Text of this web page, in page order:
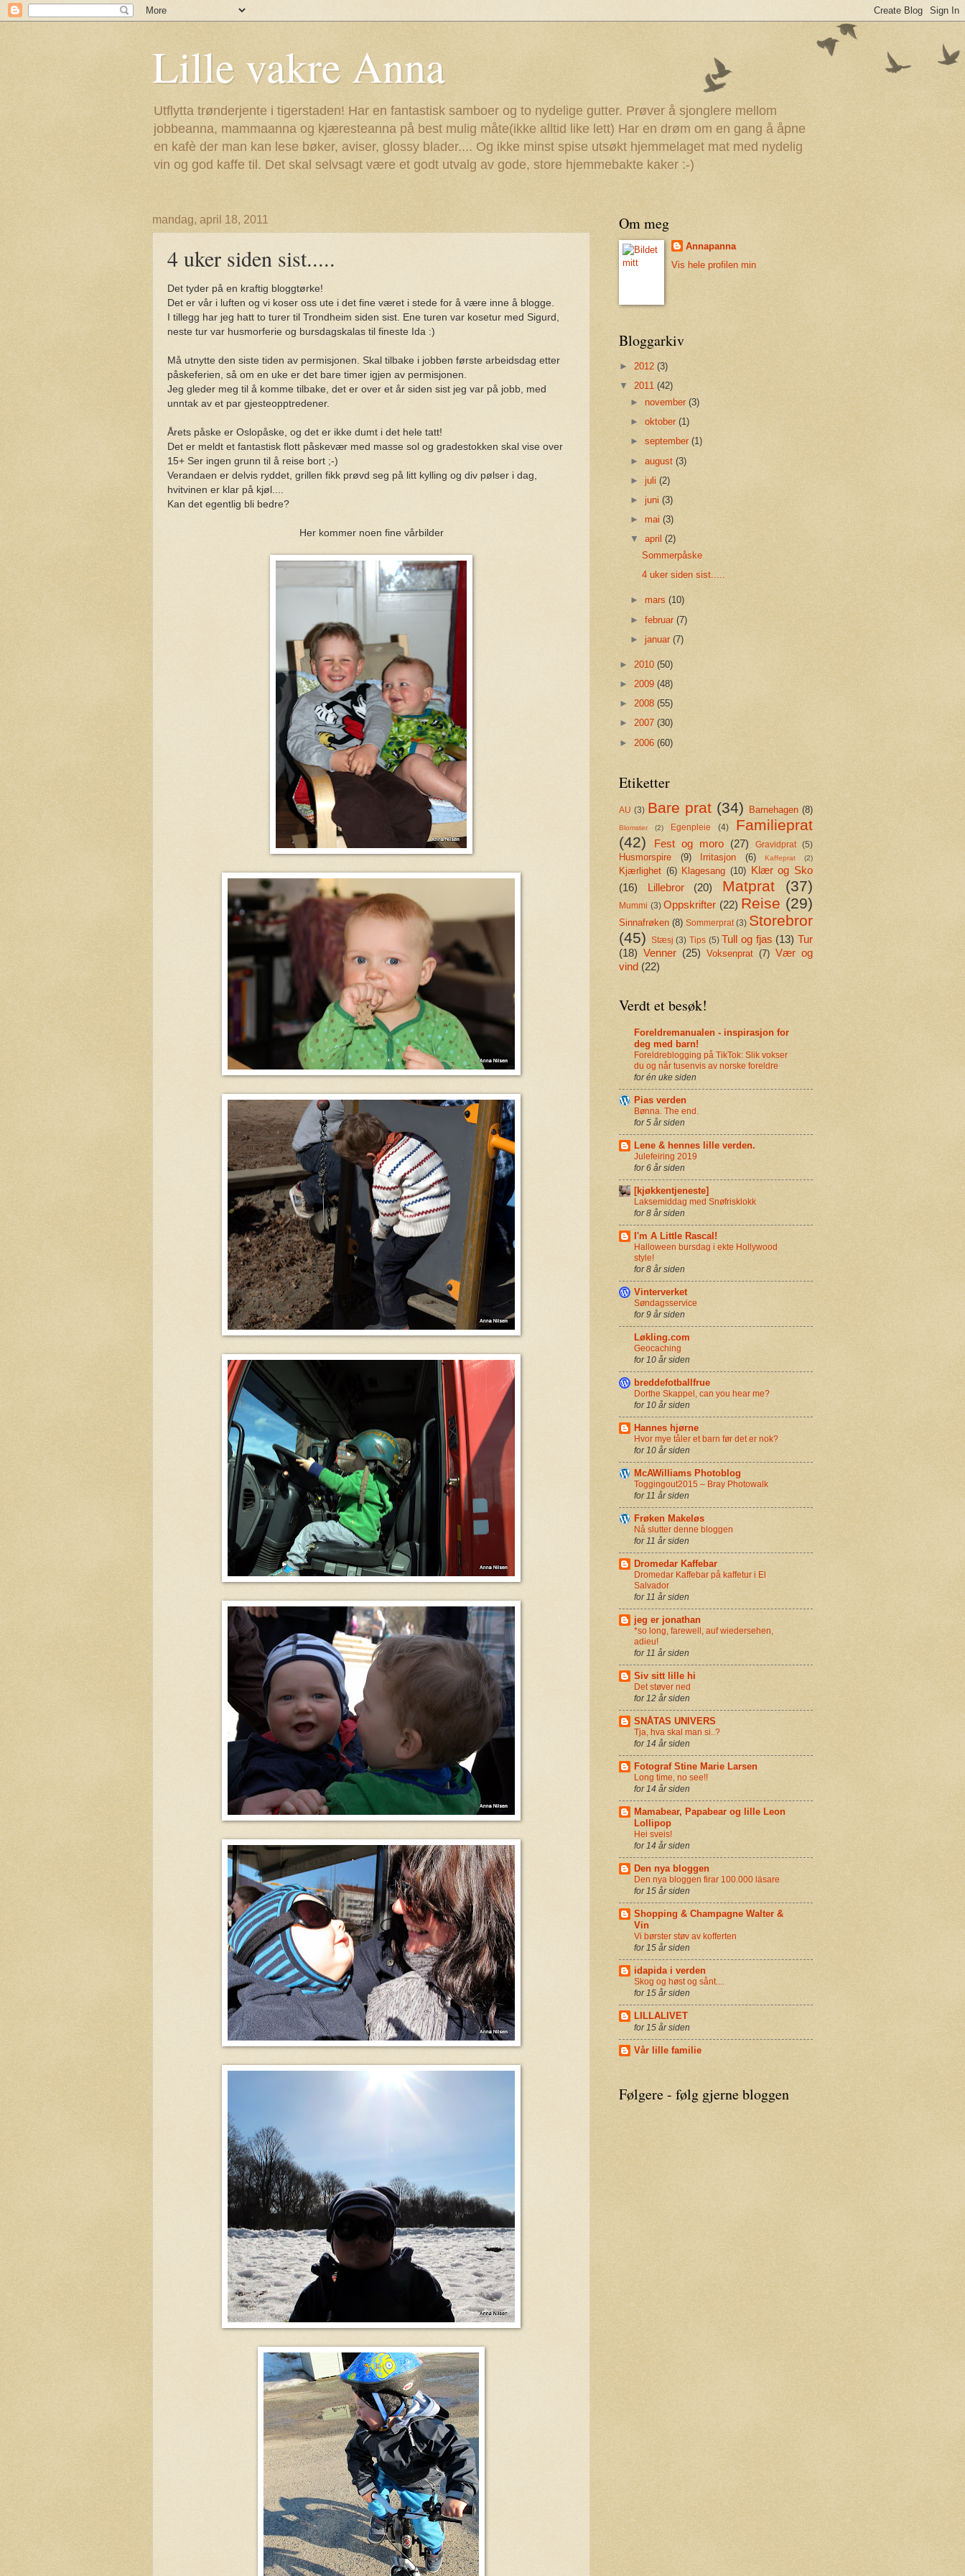
Lille vakre Anna
Utflytta trønderjente i tigerstaden! Har en fantastisk samboer og to nydelige gutter. Prøver å sjonglere mellom
jobbeanna, mammaanna og kjæresteanna på best mulig måte(ikke alltid like lett) Har en drøm om en gang å åpne
en kafè der man kan lese bøker, aviser, glossy blader.... Og ikke minst spise utsøkt hjemmelaget mat med nydelig
vin og god kaffe til. Det skal selvsagt være et godt utvalg av gode, store hjemmebakte kaker :-)
mandag, april 18, 2011
4 uker siden sist.....
Det tyder på en kraftig bloggtørke!
Det er vår i luften og vi koser oss ute i det fine været i stede for å være inne å blogge.
I tillegg har jeg hatt to turer til Trondheim siden sist. Ene turen var kosetur med Sigurd,
neste tur var husmorferie og bursdagskalas til fineste Ida :)
Må utnytte den siste tiden av permisjonen. Skal tilbake i jobben første arbeidsdag etter
påskeferien, så om en uke er det bare timer igjen av permisjonen.
Jeg gleder meg til å komme tilbake, det er over et år siden sist jeg var på jobb, med
unntak av et par gjesteopptredener.
Årets påske er Oslopåske, og det er ikke dumt i det hele tatt!
Det er meldt et fantastisk flott påskevær med masse sol og gradestokken skal vise over
15+ Ser ingen grunn til å reise bort ;-)
Verandaen er delvis ryddet, grillen fikk prøvd seg på litt kylling og div pølser i dag,
hvitvinen er klar på kjøl....
Kan det egentlig bli bedre?
Her kommer noen fine vårbilder
Om meg
Annapanna
Vis hele profilen min
Bloggarkiv
► 2012 (3)
▼ 2011 (42)
►november(3)
►oktober(1)
►september(1)
►august(3)
►juli(2)
►juni(3)
► mai(3)
▼april(2)
Sommerpåske
4 uker siden sist.....
►mars(10)
►februar(7)
►januar(7)
► 2010 (50)
► 2009 (48)
► 2008 (55)
► 2007 (30)
► 2006 (60)
Etiketter
AU (3) Bare prat (34) Barnehagen (8)
Blomster (2) Egenpleie (4)
Familieprat
(42)
Fest og moro (27) Gravidprat (5)
Husmorspire (9) Irritasjon (6) Kaffeprat (2)
Kjærlighet (6) Klagesang (10) Klær og Sko
(16)
Lillebror (20) Matprat (37)
Mummi (3) Oppskrifter (22) Reise (29)
Sinnafrøken (8) Sommerprat (3) Storebror
(45)
Stæsj (3) Tips (5) Tull og fjas (13) Tur
(18) Venner (25) Voksenprat (7) Vær og
vind (22)
Verdt et besøk!
Foreldremanualen - inspirasjon for
deg med barn!
Foreldreblogging på TikTok: Slik vokser
du og når tusenvis av norske foreldre
for én uke siden
Pias verden
Bønna. The end.
for 5 år siden
Lene & hennes lille verden.
Julefeiring 2019
for 6 år siden
[kjøkkentjeneste]
Laksemiddag med Snøfrisklokk
for 8 år siden
I'm A Little Rascal!
Halloween bursdag i ekte Hollywood
style!
for 8 år siden
Vinterverket
Søndagsservice
for 9 år siden
Løkling.com
Geocaching
for 10 år siden
breddefotballfrue
Dorthe Skappel, can you hear me?
for 10 år siden
Hannes hjørne
Hvor mye tåler et barn før det er nok?
for 10 år siden
McAWilliams Photoblog
Toggingout2015 – Bray Photowalk
for 11 år siden
Frøken Makeløs
Nå slutter denne bloggen
for 11 år siden
Dromedar Kaffebar
Dromedar Kaffebar på kaffetur i El
Salvador
for 11 år siden
jeg er jonathan
*so long, farewell, auf wiedersehen,
adieu!
for 11 år siden
Siv sitt lille hi
Det støver ned
for 12 år siden
SNÅTAS UNIVERS
Tja, hva skal man si..?
for 14 år siden
Fotograf Stine Marie Larsen
Long time, no see!!
for 14 år siden
Mamabear, Papabear og lille Leon
Lollipop
Hei sveis!
for 14 år siden
Den nya bloggen
Den nya bloggen firar 100.000 läsare
for 15 år siden
Shopping & Champagne Walter &
Vin
Vi børster støv av kofferten
for 15 år siden
idapida i verden
Skog og høst og sånt....
for 15 år siden
LILLALIVET
for 15 år siden
Vår lille familie
Følgere - følg gjerne bloggen